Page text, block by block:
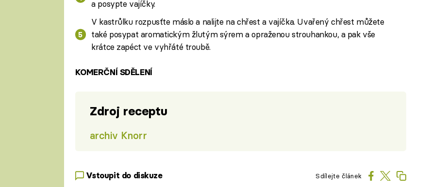
a posypte vajíčky.
V kastrůlku rozpusťte máslo a nalijte na chřest a vajíčka. Uvařený chřest můžete
také posypat aromatickým žlutým sýrem a opraženou strouhankou, a pak vše
krátce zapéct ve vyhřáté troubě.
KOMERČNÍ SDĚLENÍ
Zdroj receptu
archiv Knorr
Vstoupit do diskuze Sdílejte článek